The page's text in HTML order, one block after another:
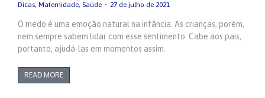
Dicas, Maternidade, Saúde 27 de julho de 2021
O medo é uma emoção natural na infância. As crianças, porém,
nem sempre sabem lidar com esse sentimento. Cabe aos pais,
portanto, ajudá-las em momentos assim.
READ MORE